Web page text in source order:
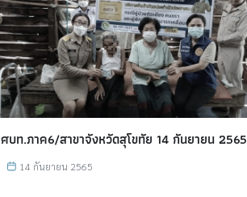
ศบท.ภาค6/สาขาจังหวัดสุโขทัย 14 กันยายน 2565
14 กันยายน 2565